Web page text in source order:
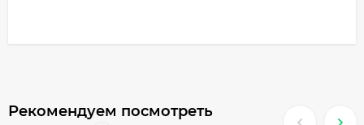
Рекомендуем посмотреть